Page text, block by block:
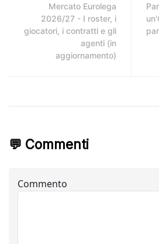
Mercato Eurolega
2026/27 - I roster, i
giocatori, i contratti e gli
agenti (in
aggiornamento)
💬 Commenti